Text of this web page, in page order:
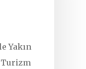
Yakın
Turizm